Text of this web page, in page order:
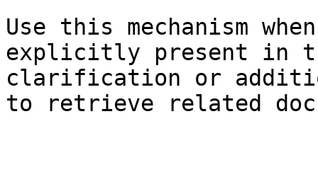
Use this mechanism
explicitly present in
clarification or